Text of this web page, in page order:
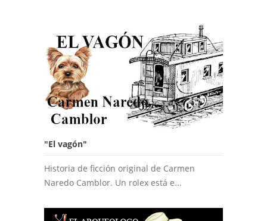
"El vagón"
Historia de ficción original de Carmen
Naredo Camblor. Un rolex está e...